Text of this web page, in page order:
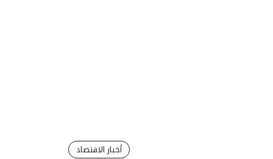
أخبار الاقتصاد